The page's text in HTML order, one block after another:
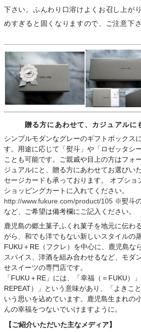
下さい。ふんわり口溶けよくお召し上
めすぎると固くなりますので、ご注意下さ
贈る方にあわせて、カジュアルに
シンプルモダンなグレーのギフトボックス
す。用途に応じて「熨斗」や「ロゼッタシ
ことも可能です。ご親戚や目上の方はフォ
ジュアルにと、贈る方にあわせてお選びい
セージカードも承っております。 オプショ
ショッピングカートに入れてください。
http://www.fukure.com/product/105 ※熨斗
など、ご希望は備考欄にご記入ください。
鹿児島の郷土菓子ふくれ菓子を地元に伝わ
がら、和でも洋でもない新しいスタイルの
FUKU＋RE（フクレ）を中心に、鹿児島な
スパイス、洋酒を組み合わせるなど、モダ
せスイーツの専門店です。
「FUKU＋RE」には、「幸福（＝FUKU）
REPEAT）」という意味があり、「よきこ
いう思いを込めています。鹿児島生まれの
んの幸福をつないでいけますように。
【ご紹介いただいた主なメディア】